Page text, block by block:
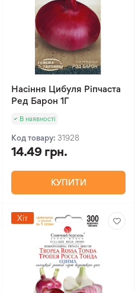
Насіння Цибуля Ріпчаста
Ред Барон 1Г
В наявності
Код товару: 31928
14.49 грн.
КУПИТИ
Хіт